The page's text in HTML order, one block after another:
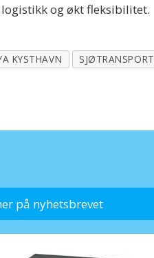
og økt fleksibilitet.
KYSTHAVN
SJØTRANSPORT